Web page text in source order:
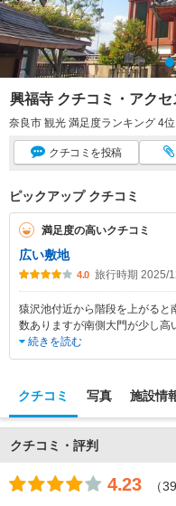
興福寺 クチコミ・アク
奈良市 観光 満足度ランキング 4位
クチコミ を投稿
ピックアップ クチコミ
満足度の高いクチコミ
広い敷地
4.0 旅行時期 2025/
猿沢池付近から階段を上がると
数ありますが南側大門が少し高
続きを読む
クチコミ 写真 施設情
クチコミ・評判
4.23
（